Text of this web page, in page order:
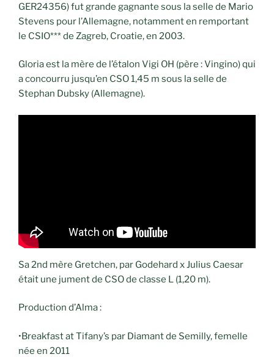
GER24356) fut grande gagnante sous la selle de Mario
Stevens pour l’Allemagne, notamment en remportant
le CSIO*** de Zagreb, Croatie, en 2003.
Gloria est la mère de l’étalon Vigi OH (père : Vingino) qui
a concourru jusqu’en CSO 1,45 m sous la selle de
Stephan Dubsky (Allemagne).
Sa 2nd mère Gretchen, par Godehard x Julius Caesar
était une jument de CSO de classe L (1,20 m).
Production d’Alma :
•Breakfast at Tifany’s par Diamant de Semilly, femelle
née en 2011